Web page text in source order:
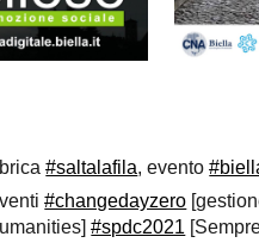
#saltalafila, evento
#changedayzero [
#spdc2021